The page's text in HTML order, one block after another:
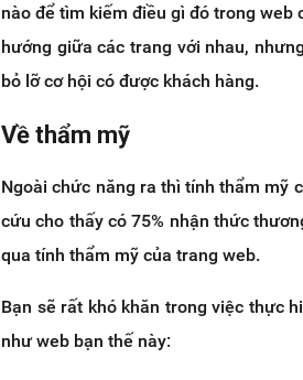
nào để tìm kiếm điều gì đó trong web
hướng giữa các trang với nhau,
bỏ lỡ cơ hội có được khách hàng.
Về thẩm mỹ
Ngoài chức năng ra thì tính thẩm mỹ
cứu cho thấy có 75% nhận thức
qua tính thẩm mỹ của trang web.
Bạn sẽ rất khó khăn trong việc thực
như web bạn thế này: